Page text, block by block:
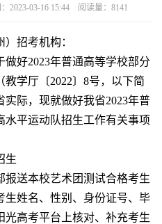
：2023-03-16 15:44 阅读量：8141
招考机构：
好2023年普通高等学校部分
学厅〔2022〕8号，以下简
际，现就做好我省2023年普
平运动队招生工作有关事项
生
报送本校艺术团测试合格考生
生姓名、性别、身份证号、毕
光高考平台上核对、补充考生